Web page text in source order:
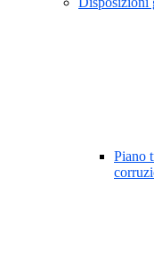
Piano